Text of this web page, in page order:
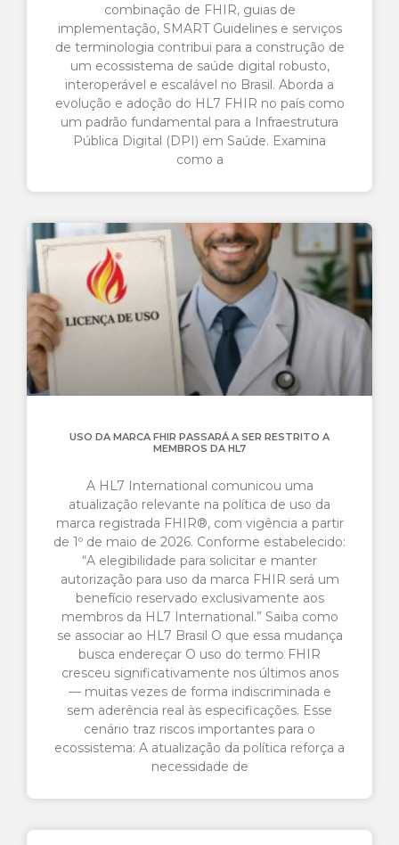
combinação de FHIR, guias de
implementação, SMART Guidelines e serviços
de terminologia contribui para a construção de
um ecossistema de saúde digital robusto,
interoperável e escalável no Brasil. Aborda a
evolução e adoção do HL7 FHIR no país como
um padrão fundamental para a Infraestrutura
Pública Digital (DPI) em Saúde. Examina
como a
USO DA MARCA FHIR PASSARÁ A SER RESTRITO A
MEMBROS DA HL7
A HL7 International comunicou uma
atualização relevante na política de uso da
marca registrada FHIR®️, com vigência a partir
de 1º de maio de 2026. Conforme estabelecido:
“A elegibilidade para solicitar e manter
autorização para uso da marca FHIR será um
benefício reservado exclusivamente aos
membros da HL7 International.” Saiba como
se associar ao HL7 Brasil O que essa mudança
busca endereçar O uso do termo FHIR
cresceu significativamente nos últimos anos
— muitas vezes de forma indiscriminada e
sem aderência real às especificações. Esse
cenário traz riscos importantes para o
ecossistema: A atualização da política reforça a
necessidade de